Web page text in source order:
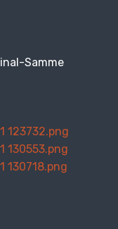
Samme
123732.png
130553.png
130718.png